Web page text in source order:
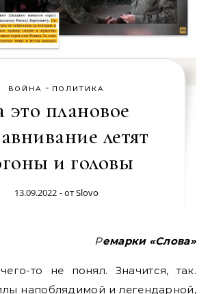
ВОЙНА - ПОЛИТИКА
это плановое
летят
и головы
13.09.2022 - отSlovo
Ремарки «Слова»
то не понял. Значится, так.
напоблядимой и легендарной,